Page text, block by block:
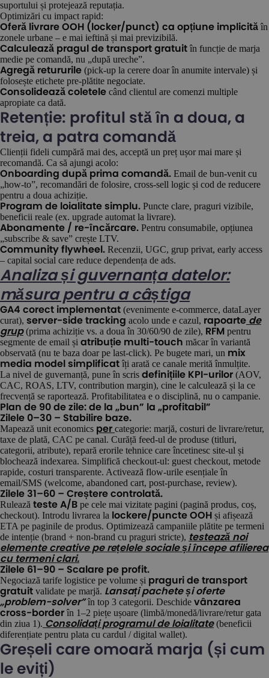
suportului și protejează reputația.
Optimizări cu impact rapid:
Oferă livrare OOH (locker/punct) ca opțiune implicită în
zonele urbane – e mai ieftină și mai previzibilă.
Calculează pragul de transport gratuit în funcție de marja
medie pe comandă, nu „după ureche”.
Agregă retururile (pick-up la cerere doar în anumite intervale) și
folosește etichete pre-plătite negociate.
Consolidează coletele când clientul are comenzi multiple
apropiate ca dată.
Retenție: profitul stă în a doua, a
treia, a patra comandă
Clienții fideli cumpără mai des, acceptă un preț ușor mai mare și
recomandă. Ca să ajungi acolo:
Onboarding după prima comandă. Email de bun-venit cu
„how-to”, recomandări de folosire, cross-sell logic și cod de reducere
pentru a doua achiziție.
Program de loialitate simplu. Puncte clare, praguri vizibile,
beneficii reale (ex. upgrade automat la livrare).
Abonamente / re-încărcare. Pentru consumabile, opțiunea
„subscribe & save” crește LTV.
Community flywheel. Recenzii, UGC, grup privat, early access
– capital social care reduce dependența de ads.
Analiza și guvernanța datelor:
măsura pentru a câștiga
GA4 corect implementat (evenimente e-commerce, dataLayer
curat), server-side tracking acolo unde e cazul, rapoarte de
grup(prima achiziție vs. a doua în 30/60/90 de zile), RFM pentru
segmente de email și atribuție multi-touch măcar în variantă
observată (nu te baza doar pe last-click). Pe bugete mari, un mix
media model simplificat îți arată ce canale merită înmulțite.
La nivel de guvernanță, pune în scris definițiile KPI-urilor (AOV,
CAC, ROAS, LTV, contribution margin), cine le calculează și la ce
frecvență se raportează. Profitabilitatea e o disciplină, nu o campanie.
Plan de 90 de zile: de la „bun” la „profitabil”
Zilele 0–30 – Stabilire baze.
Mapează unit economics per categorie: marjă, costuri de livrare/retur,
taxe de plată, CAC pe canal. Curăță feed-ul de produse (titluri,
categorii, atribute), repară erorile tehnice care încetinesc site-ul și
blochează indexarea. Simplifică checkout-ul: guest checkout, metode
rapide, costuri transparente. Activează flow-urile esențiale în
email/SMS (welcome, abandoned cart, post-purchase, review).
Zilele 31–60 – Creștere controlată.
Rulează teste A/B pe cele mai vizitate pagini (pagină produs, coș,
checkout). Introdu livrarea la lockere/puncte OOH și afișează
ETA pe paginile de produs. Optimizează campaniile plătite pe termeni
de intenție (brand + non-brand cu praguri stricte), testează noi
elemente creative pe rețelele sociale și începe afilierea
cu termeni clari.
Zilele 61–90 – Scalare pe profit.
Negociază tarife logistice pe volume și praguri de transport
gratuit validate pe marjă. Lansați pachete și oferte
„problem-solver”în top 3 categorii. Deschide vânzarea
cross-border în 1–2 piețe ușoare (limbă/monedă/livrare/retur gata
din ziua 1). Consolidați programul de loialitate(beneficii
diferențiate pentru plata cu cardul / digital wallet).
Greșeli care omoară marja (și cum
le eviți)